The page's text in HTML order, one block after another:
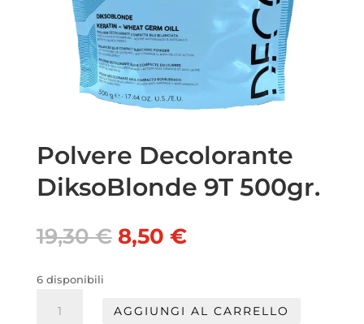
Polvere Decolorante
DiksoBlonde 9T 500gr.
19,30€ Il
prezzo
19,30 €.
8,50 €Il
8,50 €.
6 disponibili
Decolorante
AGGIUNGI AL CARRELLO